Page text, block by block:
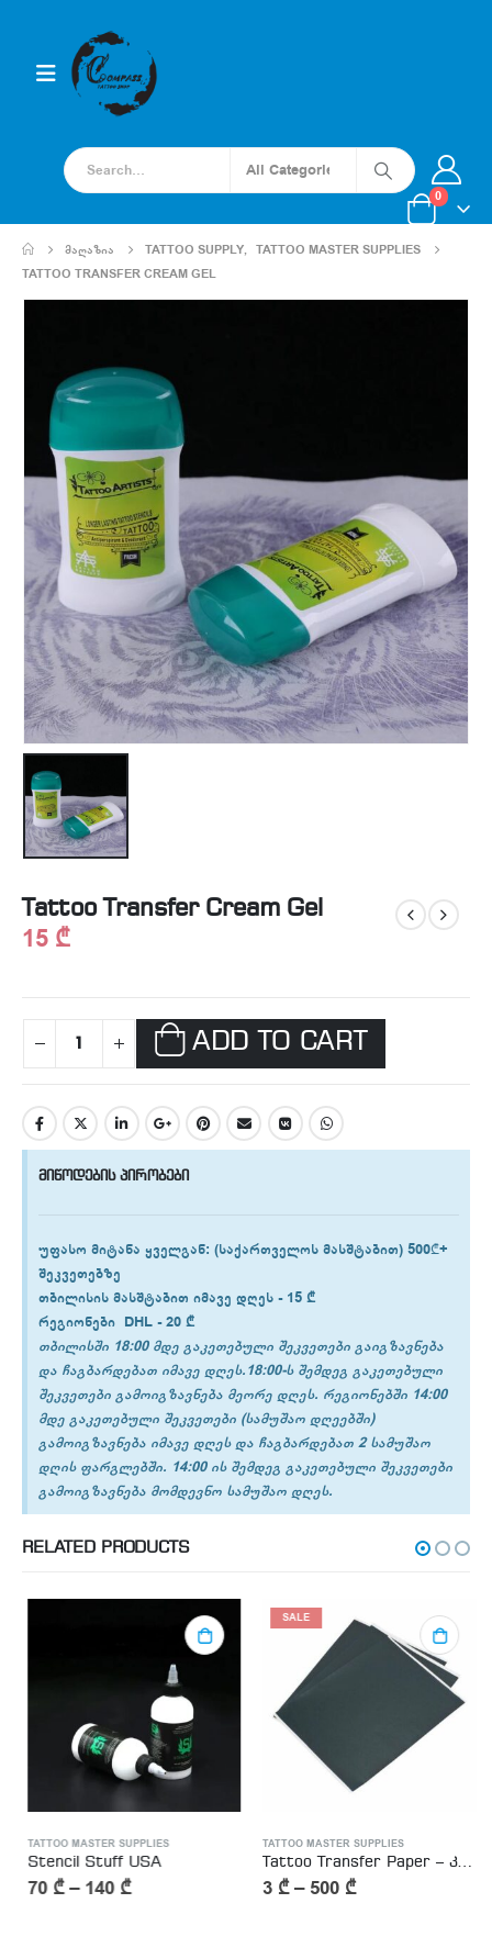
0
ᲛᲐᲦᲐᲖᲘᲐ TATTOO SUPPLY, TATTOO MASTER SUPPLIES
TATTOO TRANSFER CREAM GEL
Tattoo Transfer Cream Gel
15 ₾
ADD TO CART
მიწოდების პირობები
უფასო მიტანა ყველგან: (საქართველოს მასშტაბით) 500₾+
შეკვეთებზე
თბილისის მასშტაბით იმავე დღეს -15 ₾
რეგიონები DHL -20 ₾
თბილისში 18:00 მდე გაკეთებული შეკვეთები გაიგზავნება
და ჩაგბარდებათ იმავე დღეს.18:00-ს შემდეგ გაკეთებული
შეკვეთები გამოიგზავნება მეორე დღეს. რეგიონებში 14:00
მდე გაკეთებული შეკვეთები (სამუშაო დღეებში)
გამოიგზავნება იმავე დღეს და ჩაგბარდებათ 2 სამუშაო
დღის ფარგლებში. 14:00 ის შემდეგ გაკეთებული შეკვეთები
გამოიგზავნება მომდევნო სამუშაო დღეს.
RELATED PRODUCTS
TATTOO MASTER SUPPLIES
Stencil Stuff USA
70₾–140₾
SALE
TATTOO MASTER SUPPLIES
Tattoo Transfer Paper – კაპიროვკა – ტატუს ესკიზის კოპირების ქაღალდი
3 ₾–500 ₾